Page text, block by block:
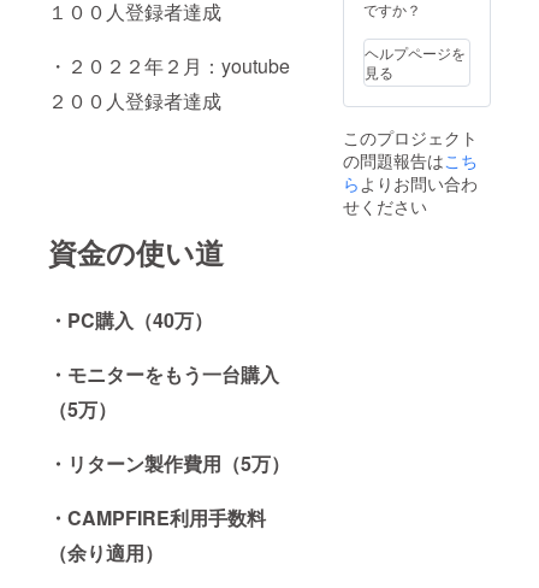
１００人登録者達成
・２０２２年２月：youtube
２００人登録者達成
資金の使い道
・PC購入（40万）
・モニターをもう一台購入
（5万）
・リターン製作費用（5万）
・CAMPFIRE利用手数料
（余り適用）
ですか？
ヘルプページを
見る
このプロジェクト
の問題報告はこち
ら よりお問い合わ
せください